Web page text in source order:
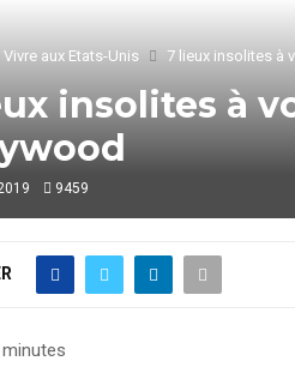
Vivre aux Etats-Unis 7 lieux insolites à
insolites à
9459
minutes